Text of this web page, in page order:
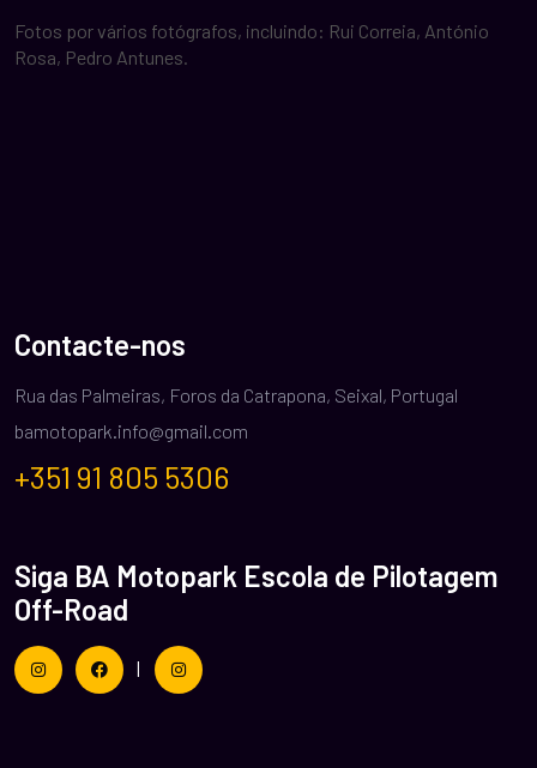
Fotos por vários fotógrafos, incluindo: Rui Correia, António
Rosa, Pedro Antunes.
Contacte-nos
Rua das Palmeiras, Foros da Catrapona, Seixal, Portugal
bamotopark.info@gmail.com
+351 91 805 5306
Siga BA Motopark Escola de Pilotagem
Off-Road
|